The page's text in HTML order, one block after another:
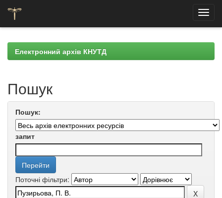
navigationЕлектронний архів КНУТД
Пошук
Пошук:
запит
Поточні фільтри: